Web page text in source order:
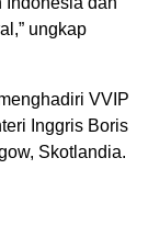
ungkap
VVIP
Inggris Boris
Skotlandia.